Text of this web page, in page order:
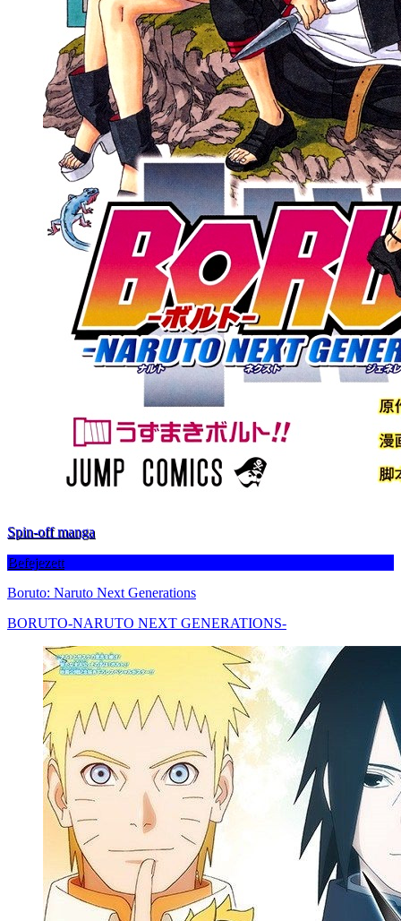
Spin-off manga
Befejezett
Boruto: Naruto Next Generations
BORUTO-NARUTO NEXT GENERATIONS-